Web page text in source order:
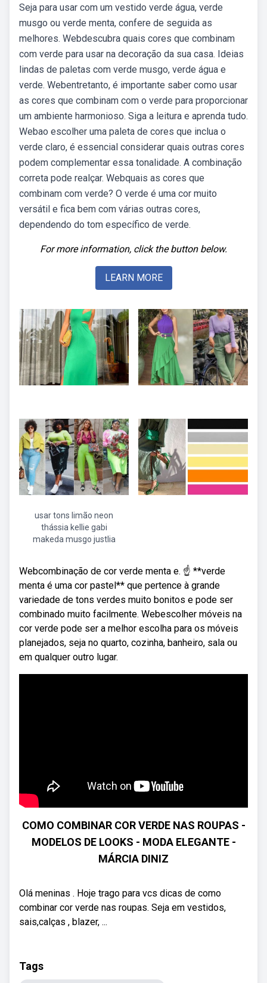
Seja para usar com um vestido verde água, verde
musgo ou verde menta, confere de seguida as
melhores. Webdescubra quais cores que combinam
com verde para usar na decoração da sua casa. Ideias
lindas de paletas com verde musgo, verde água e
verde. Webentretanto, é importante saber como usar
as cores que combinam com o verde para proporcionar
um ambiente harmonioso. Siga a leitura e aprenda tudo.
Webao escolher uma paleta de cores que inclua o
verde claro, é essencial considerar quais outras cores
podem complementar essa tonalidade. A combinação
correta pode realçar. Webquais as cores que
combinam com verde? O verde é uma cor muito
versátil e fica bem com várias outras cores,
dependendo do tom específico de verde.
For more information, click the button below.
LEARN MORE
usar tons limão neon
thássia kellie gabi
makeda musgo justlia
Webcombinação de cor verde menta e. ☝ **verde
menta é uma cor pastel** que pertence à grande
variedade de tons verdes muito bonitos e pode ser
combinado muito facilmente. Webescolher móveis na
cor verde pode ser a melhor escolha para os móveis
planejados, seja no quarto, cozinha, banheiro, sala ou
em qualquer outro lugar.
COMO COMBINAR COR VERDE NAS ROUPAS -
MODELOS DE LOOKS - MODA ELEGANTE -
MÁRCIA DINIZ
Olá meninas . Hoje trago para vcs dicas de como
combinar cor verde nas roupas. Seja em vestidos,
sais,calças , blazer, ...
Tags